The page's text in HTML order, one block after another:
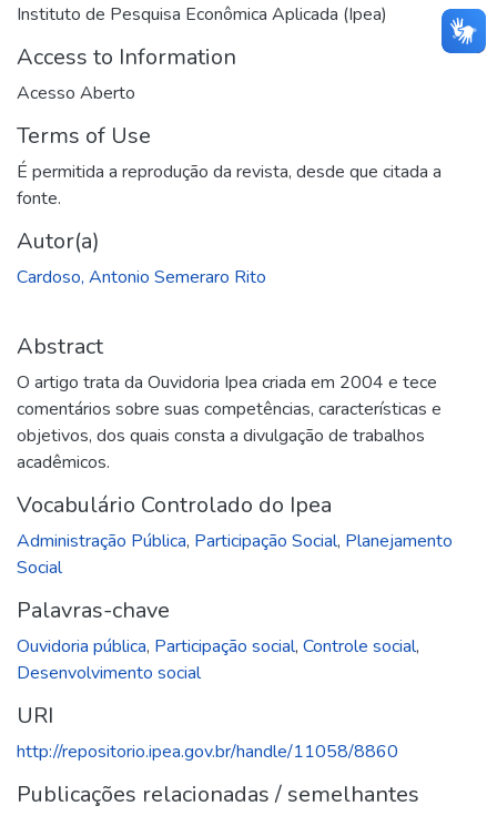
Instituto de Pesquisa Econômica Aplicada (Ipea)
Access to Information
Acesso Aberto
Terms of Use
É permitida a reprodução da revista, desde que citada a
fonte.
Autor(a)
Cardoso, Antonio Semeraro Rito
Abstract
O artigo trata da Ouvidoria Ipea criada em 2004 e tece
comentários sobre suas competências, características e
objetivos, dos quais consta a divulgação de trabalhos
acadêmicos.
Vocabulário Controlado do Ipea
Administração Pública, Participação Social, Planejamento
Social
Palavras-chave
Ouvidoria pública, Participação social, Controle social,
Desenvolvimento social
URI
http://repositorio.ipea.gov.br/handle/11058/8860
Publicações relacionadas / semelhantes